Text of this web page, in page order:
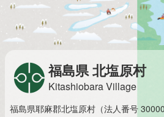
福島県 北塩原村
Kitashiobara Village
福島県耶麻郡北塩原村（法人番号